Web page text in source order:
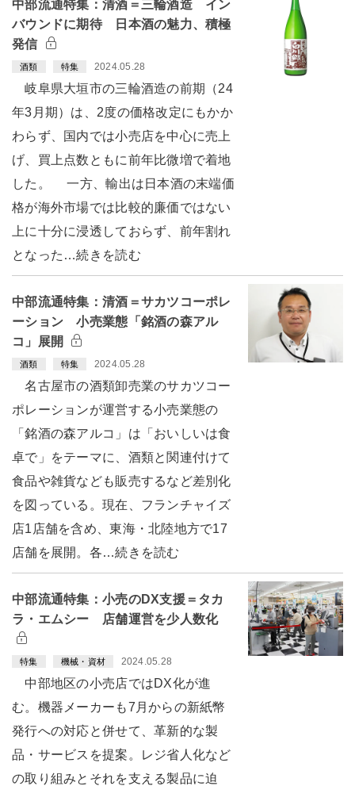
中部流通特集：清酒＝三輪酒造 イン
バウンドに期待 日本酒の魅力、積極
発信
酒類 特集 2024.05.28
岐阜県大垣市の三輪酒造の前期（24
年3月期）は、2度の価格改定にもかか
わらず、国内では小売店を中心に売上
げ、買上点数ともに前年比微増で着地
した。 一方、輸出は日本酒の末端価
格が海外市場では比較的廉価ではない
上に十分に浸透しておらず、前年割れ
となった…続きを読む
中部流通特集：清酒＝サカツコーポレ
ーション 小売業態「銘酒の森アル
コ」展開
酒類 特集 2024.05.28
名古屋市の酒類卸売業のサカツコー
ポレーションが運営する小売業態の
「銘酒の森アルコ」は「おいしいは食
卓で」をテーマに、酒類と関連付けて
食品や雑貨なども販売するなど差別化
を図っている。現在、フランチャイズ
店1店舗を含め、東海・北陸地方で17
店舗を展開。各…続きを読む
中部流通特集：小売のDX支援＝タカ
ラ・エムシー 店舗運営を少人数化
特集 機械・資材 2024.05.28
中部地区の小売店ではDX化が進
む。機器メーカーも7月からの新紙幣
発行への対応と併せて、革新的な製
品・サービスを提案。レジ省人化など
の取り組みとそれを支える製品に迫